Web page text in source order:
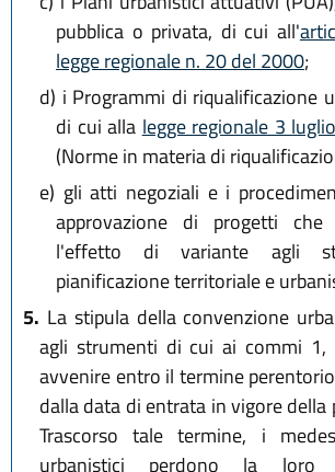
pubblica o privata, di cui all'
legge regionale n. 20 del 2000;
d) i Programmi di riqualificazione
di cui alla legge regionale 3
(Norme in materia di
e) gli atti negoziali e i
approvazione di progetti che
l'effetto di variante agli
pianificazione territoriale e
5. La stipula della convenzione
agli strumenti di cui ai commi
avvenire entro il termine
dalla data di entrata in vigore della
Trascorso tale termine, i
urbanistici perdono la loro